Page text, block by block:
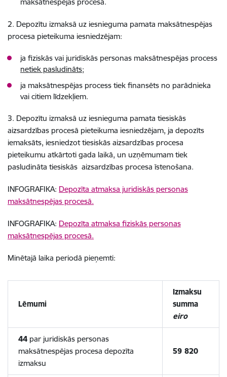
2. Depozītu izmaksā uz iesnieguma pamata maksātnespējas
procesa pieteikuma iesniedzējam:
ja fiziskās vai juridiskās personas maksātnespējas process
netiek pasludināts;
ja maksātnespējas process tiek finansēts no parādnieka
vai citiem līdzekļiem.
3. Depozītu izmaksā uz iesnieguma pamata tiesiskās
aizsardzības procesā pieteikuma iesniedzējam, ja depozīts
iemaksāts, iesniedzot tiesiskās aizsardzības procesa
pieteikumu atkārtoti gada laikā, un uzņēmumam tiek
pasludināta tiesiskās aizsardzības procesa īstenošana.
INFOGRAFIKA: Depozīta atmaksa juridiskās personas
maksātnespējas procesā.
INFOGRAFIKA: Depozīta atmaksa fiziskās personas
maksātnespējas procesā.
Minētajā laika periodā pieņemti:
Lēmumi
Izmaksu
summa
eiro
44 par juridiskās personas
maksātnespējas procesa depozīta
izmaksu
59 820